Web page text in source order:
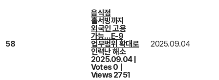
58
음식점
홀서빙까지
외국인 고용
가능…E-9
업무범위 확대로
인력난 해소
2025.09.04
Votes 0
Views 2751
2025.09.04